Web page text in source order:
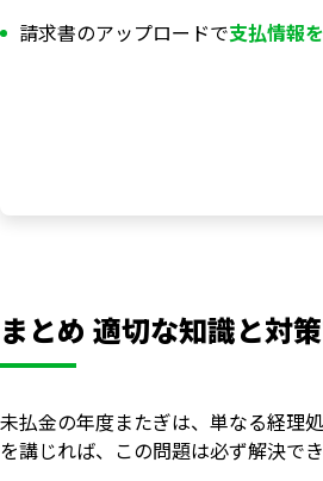
請求書のアップロードで支払情報を
まとめ 適切な知識と対
未払金の年度またぎは、単なる経理
を講じれば、この問題は必ず解決で